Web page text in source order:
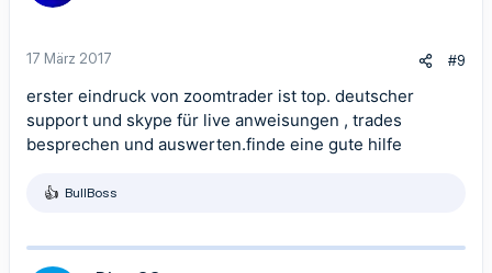
17 März 2017 #9
erster eindruck von zoomtrader ist top. deutscher
support und skype für live anweisungen , trades
besprechen und auswerten.finde eine gute hilfe
R
k
t
BullBoss